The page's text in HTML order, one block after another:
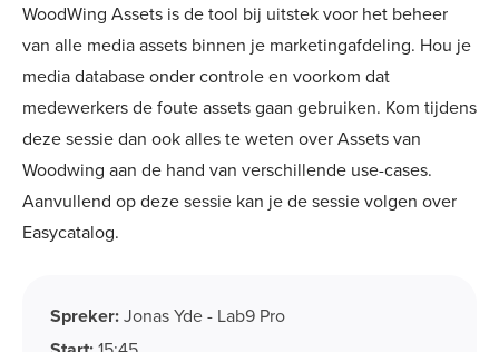
WoodWing Assets is de tool bij uitstek voor het beheer
van alle media assets binnen je marketingafdeling. Hou je
media database onder controle en voorkom dat
medewerkers de foute assets gaan gebruiken. Kom tijdens
deze sessie dan ook alles te weten over Assets van
Woodwing aan de hand van verschillende use-cases.
Aanvullend op deze sessie kan je de sessie volgen over
Easycatalog.
Spreker:Jonas Yde - Lab9 Pro